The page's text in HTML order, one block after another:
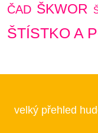
ČAD ŠKWOR
ŠTÍSTKO A
velký přehled